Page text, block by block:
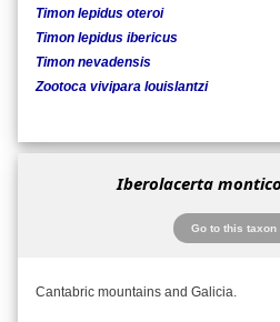
Timon lepidus oteroi
Timon lepidus ibericus
Timon nevadensis
Zootoca vivipara louislantzi
Iberolacerta
Go to this taxon
Cantabric mountains and Galicia.